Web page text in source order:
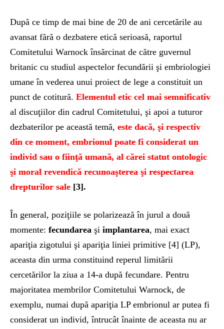
După ce timp de mai bine de 20 de ani cercetările au
avansat fără o dezbatere etică serioasă, raportul
Comitetului Warnock însărcinat de către guvernul
britanic cu studiul aspectelor fecundării şi embriologiei
umane în vederea unui proiect de lege a constituit un
punct de cotitură. Elementul etic cel mai semnificativ
al discuţiilor din cadrul Comitetului, şi apoi a tuturor
dezbaterilor pe această temă, este dacă, şi respectiv
din ce moment, embrionul poate fi considerat un
individ sau o fiinţă umană, al cărei statut ontologic
şi moral revendică recunoaşterea şi respectarea
drepturilor sale [3].
În general, poziţiile se polarizează în jurul a două
momente: fecundarea şi implantarea, mai exact
apariţia zigotului şi apariţia liniei primitive [4] (LP),
aceasta din urma constituind reperul limitării
cercetărilor la ziua a 14-a după fecundare. Pentru
majoritatea membrilor Comitetului Warnock, de
exemplu, numai după apariţia LP embrionul ar putea fi
considerat un individ, întrucât înainte de aceasta nu ar